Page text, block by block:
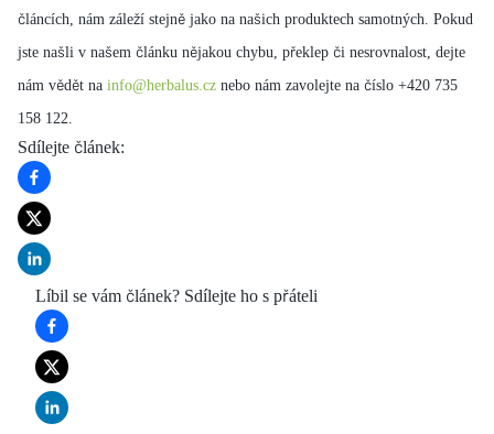
článcích, nám záleží stejně jako na našich produktech samotných. Pokud
jste našli v našem článku nějakou chybu, překlep či nesrovnalost, dejte
nám vědět na info@herbalus.cz nebo nám zavolejte na číslo +420 735
158 122.
Sdílejte článek:
Líbil se vám článek? Sdílejte ho s přáteli